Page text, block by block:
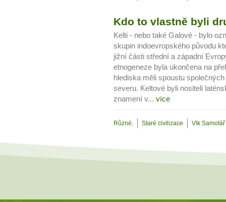
Kdo to vlastně byli
Kelti - nebo také Galové - bylo
skupin indoevropského původu
jižní části střední a západní
etnogeneze byla ukončena na
hlediska měli spoustu
severu. Keltové byli nositeli
znamení v... více
Různé, Staré civilizace Vlk Samotář